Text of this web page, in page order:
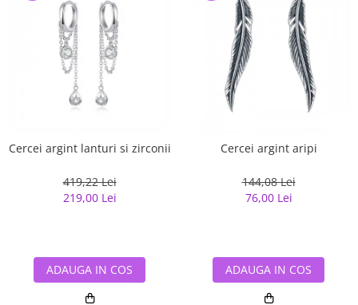
Cercei argint lanturi si zirconii
419,22 Lei
219,00 Lei
ADAUGA IN COS
Cercei argint aripi
144,08 Lei
76,00 Lei
ADAUGA IN COS